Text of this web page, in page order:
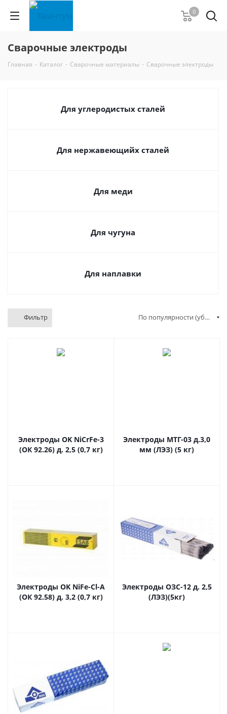
0
Сварочные электроды
Главная - Каталог - Сварочные материалы - Сварочные электроды
Для углеродистых сталей
Для нержавеющийх сталей
Для меди
Для чугуна
Для наплавки
Фильтр По популярности (убывание)
Электроды OK NiCrFe-3
(ОК 92.26) д. 2,5 (0,7 кг)
Электроды МТГ-03 д.3,0
мм (ЛЭЗ) (5 кг)
Электроды OK NiFe-Cl-A
(ОК 92.58) д. 3,2 (0,7 кг)
Электроды ОЗС-12 д. 2,5
(ЛЭЗ)(5кг)